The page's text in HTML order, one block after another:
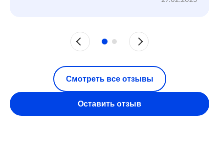
Смотреть все отзывы
Оставить отзыв